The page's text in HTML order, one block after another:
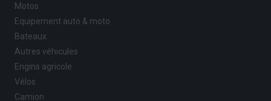
Motos
Equipement auto & moto
Bateaux
Autres véhicules
Engins agricole
Vélos
Camion